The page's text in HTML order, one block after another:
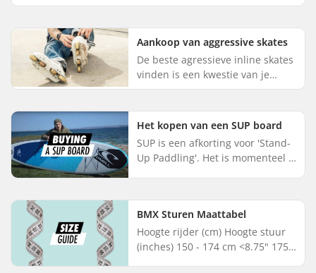
gedachten moet houden: Je moet
dan je normale scho...
Aankoop van aggressive skates
De beste agressieve inline skates
vinden is een kwestie van je
voorkeuren kennen en weten wat
deze gids leggen we...
Het kopen van een SUP board
SUP is een afkorting voor 'Stand-
Up Paddling'. Het is momenteel 1
zoek bent naar een eigen board,
m...
BMX Sturen Maattabel
Hoogte rijder (cm) Hoogte stuur
(inches) 150 - 174 cm <8.75" 175 -